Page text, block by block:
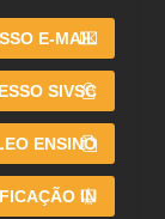
E-MAIL
SIVSC
ENSINO
IN